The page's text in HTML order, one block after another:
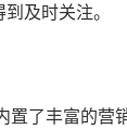
及时关注。
置了丰富的营